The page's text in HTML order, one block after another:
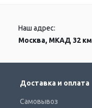
Наш адрес:
Москва, МКАД 32
Доставка и оплата
Самовывоз